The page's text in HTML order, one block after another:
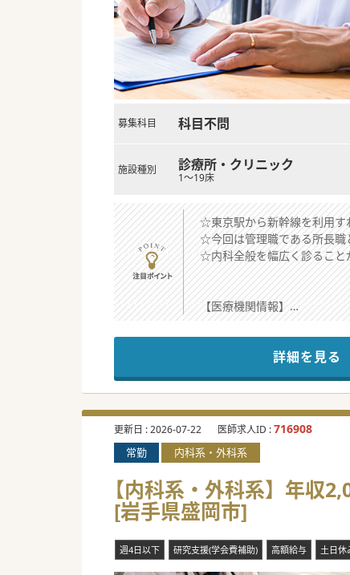
募集科目 科目不問
施設種別 診療所・クリニック
1～19床
☆東京駅から新幹線を利用す
☆今回は管理職である所長職
☆内科全般を幅広く診ること
【医療機関情報】
■岩手県岩手郡雫石町に位置
■福利厚生の一環として家賃
■近隣には小岩井農場や温
【働きやすさ】
■基本的には土曜日・日曜日
■原則として残業が発生しな
■月1回程度の土曜勤務や休
■オンコール対応については
【職場環境と雰囲気】
■現在は所長と常勤医師（
■採用において円滑なコミュ
■診療体制は電子カルテでは
■当直室が完備されているほ
詳細を見る
更新日 :2026-07-22 医師求人ID :716908
常勤 内科系・外科系
【内科系・外科系】年収
[岩手県盛岡市]
週4日以下 研究支援(学会費補助) 高額給与 土日休